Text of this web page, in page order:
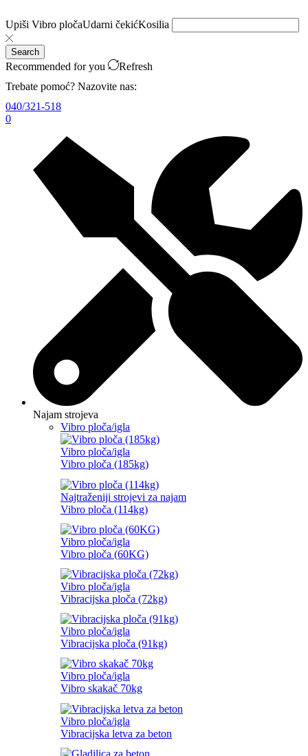
Upiši Vibro pločaUdarni čekićKosilia
Search
Recommended for you
Refresh
Trebate pomoć? Nazovite nas:
040/321-518
0
Najam strojeva
Vibro ploča/igla
Vibro ploča/igla
Vibro ploča (185kg)
Najtraženiji strojevi za najam
Vibro ploča (114kg)
Vibro ploča/igla
Vibro ploča (60KG)
Vibro ploča/igla
Vibracijska ploča (72kg)
Vibro ploča/igla
Vibracijska ploča (91kg)
Vibro ploča/igla
Vibro skakač 70kg
Vibro ploča/igla
Vibracijska letva za beton